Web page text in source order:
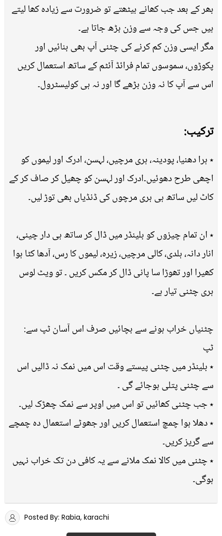
بھر کے بعد جب کھانے بیٹھتے تو ضرورت سے زیادہ کھا لیتے
ہیں جس کی وجہ سے وزن بڑھ جاتا ہے۔
مگر ایسی وزن کم کرنے کی چٹنی آپ بھی بنائیں اور
پکوڑوں، سموسوں تمام فرائڈ آئٹم کے ساتھ استعمال کریں
اس سے آپ کا نہ وزن بڑھے گا اور نہ ہی کولیسٹرول۔
ترکیب:
٭ ہرا دھنیا، پودینہ، ہری مرچیں، لہسن، ادرک اور لیموں کو
اچھی طرح دھوئیں۔ادرک اور لہسن کو چھیل کر صاف کر کے
کاٹ لیں ساتھ ہی ہری مرچوں کی ڈنڈیاں بھی توڑ لیں۔
٭ ان تمام چیزوں کو بلینڈر میں ڈال کر ساتھ ہی دار چینی،
انار دانہ، ہلدی، کالی مرچیں، زیرہ، لیموں کا رس، آدھا کٹا ہوا
کھیرا اور تھوڑا سا پانی ڈال کر مکس کریں ۔ تو ویٹ لوس
ہری چٹنی تیار ہے۔
چٹنیاں خراب ہونے سے بچائیں صرف اس آسان ٹپ سے:
ٹپ
٭ بلینڈر میں چٹنی پیستے وقت اس میں نمک نہ ڈالیں اس
سے چٹنی پتلی ہوجائے گی ۔
٭ جب چٹنی کھائیں تو اس میں اوپر سے نمک چھڑک لیں۔
٭ دھلا ہوا چمچ استعمال کریں اور جھوٹے استعمال دہ چمچے
سے گریز کریں۔
٭ چٹنی میں کالا نمک ملانے سے یہ کافی دن تک خراب نہیں
ہوگی۔
Posted By: Rabia, karachi